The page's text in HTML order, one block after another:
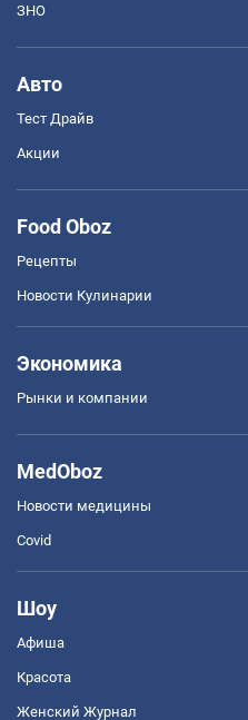
ЗНО
Авто
Тест Драйв
Акции
Food Oboz
Рецепты
Новости Кулинарии
Экономика
Рынки и компании
MedOboz
Новости медицины
Covid
Шоу
Афиша
Красота
Женский Журнал